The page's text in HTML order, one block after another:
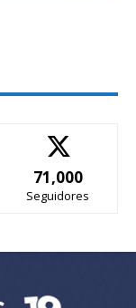
71,000
Seguidores